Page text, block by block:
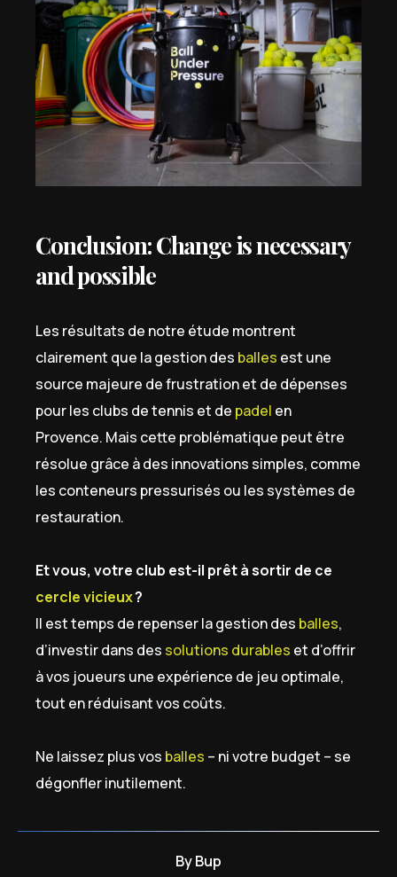
Conclusion: Change is necessary
and possible
Les résultats de notre étude montrent
clairement que la gestion des balles est une
source majeure de frustration et de dépenses
pour les clubs de tennis et de padel en
Provence. Mais cette problématique peut être
résolue grâce à des innovations simples, comme
les conteneurs pressurisés ou les systèmes de
restauration.
Et vous, votre club est-il prêt à sortir de ce
cercle vicieux?
Il est temps de repenser la gestion des balles,
d’investir dans des solutions durables et d’offrir
à vos joueurs une expérience de jeu optimale,
tout en réduisant vos coûts.
Ne laissez plus vos balles – ni votre budget – se
dégonfler inutilement.
ByBup